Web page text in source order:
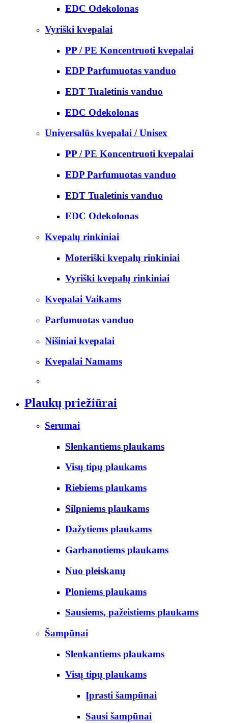
EDC Odekolonas
Vyriški kvepalai
PP / PE Koncentruoti kvepalai
EDP Parfumuotas vanduo
EDT Tualetinis vanduo
EDC Odekolonas
Universalūs kvepalai / Unisex
PP / PE Koncentruoti kvepalai
EDP Parfumuotas vanduo
EDT Tualetinis vanduo
EDC Odekolonas
Kvepalų rinkiniai
Moteriški kvepalų rinkiniai
Vyriški kvepalų rinkiniai
Kvepalai Vaikams
Parfumuotas vanduo
Nišiniai kvepalai
Kvepalai Namams
Plaukų priežiūrai
Serumai
Slenkantiems plaukams
Visų tipų plaukams
Riebiems plaukams
Silpniems plaukams
Dažytiems plaukams
Garbanotiems plaukams
Nuo pleiskanų
Ploniems plaukams
Sausiems, pažeistiems plaukams
Šampūnai
Slenkantiems plaukams
Visų tipų plaukams
Įprasti šampūnai
Sausi šampūnai